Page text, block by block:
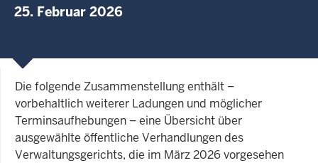
25. Februar 2026
Die folgende Zusammenstellung enthält –
vorbehaltlich weiterer Ladungen und möglicher
Terminsaufhebungen – eine Übersicht über
ausgewählte öffentliche Verhandlungen des
Verwaltungsgerichts, die im März 2026 vorgesehen